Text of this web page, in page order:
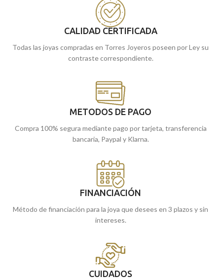
CALIDAD CERTIFICADA
Todas las joyas compradas en Torres Joyeros poseen por Ley su
contraste correspondiente.
METODOS DE PAGO
Compra 100% segura mediante pago por tarjeta, transferencia
bancaria, Paypal y Klarna.
FINANCIACIÓN
Método de financiación para la joya que desees en 3 plazos y sin
intereses.
CUIDADOS